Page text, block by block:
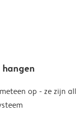
op - ze zijn